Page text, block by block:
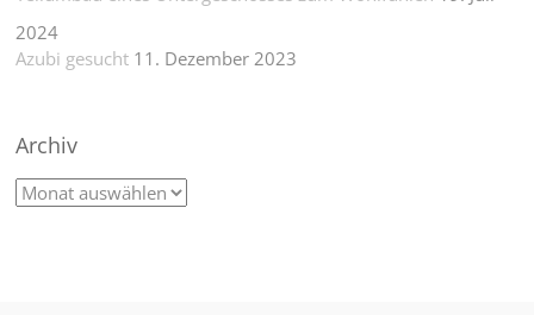
2024
Azubi gesucht 11. Dezember 2023
Archiv